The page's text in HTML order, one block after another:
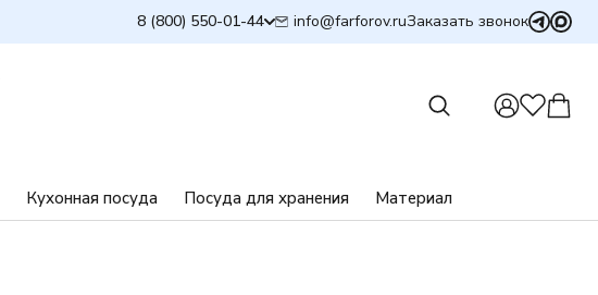
8 (800) 550-01-44 info@farforov.ruЗаказать звонок
Кухонная посуда Посуда для хранения Материал